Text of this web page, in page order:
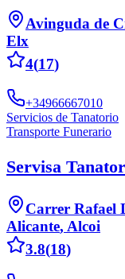
Avinguda de
Elx
4(17)
+34966667010
Servicios de Tanatorio
Transporte Funerario
Servisa
Carrer Rafael
Alicante, Alcoi
3.8(18)